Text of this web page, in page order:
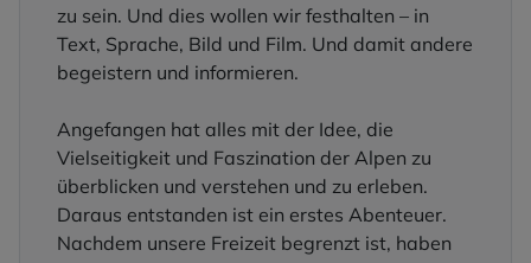
zu sein. Und dies wollen wir festhalten – in
Text, Sprache, Bild und Film. Und damit andere
begeistern und informieren.
Angefangen hat alles mit der Idee, die
Vielseitigkeit und Faszination der Alpen zu
überblicken und verstehen und zu erleben.
Daraus entstanden ist ein erstes Abenteuer.
Nachdem unsere Freizeit begrenzt ist, haben